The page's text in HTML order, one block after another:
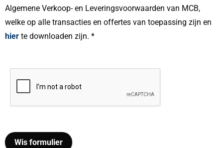
Algemene Verkoop- en Leveringsvoorwaarden van MCB,
welke op alle transacties en offertes van toepassing zijn en
hier te downloaden zijn. *
Wis formulier